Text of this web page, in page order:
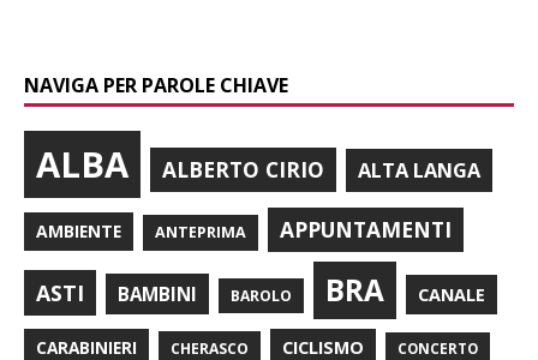
NAVIGA PER PAROLE CHIAVE
ALBA ALBERTO CIRIO ALTA LANGA
AMBIENTE ANTEPRIMA APPUNTAMENTI
ASTI BAMBINI BAROLO BRA CANALE
CARABINIERI CHERASCO CICLISMO CONCERTO